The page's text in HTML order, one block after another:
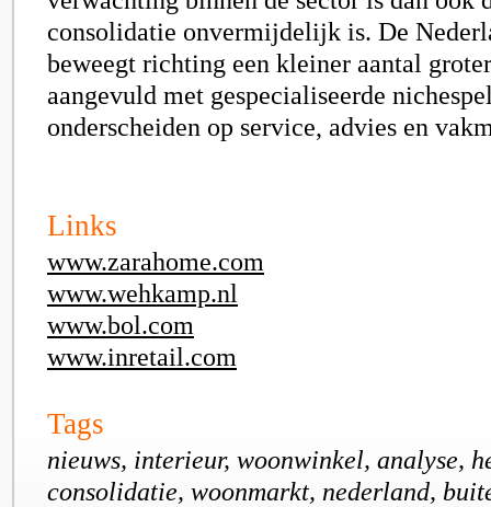
consolidatie onvermijdelijk is. De
beweegt richting een kleiner aantal
aangevuld met gespecialiseerde
onderscheiden op service, advies en
Links
www.zarahome.com
www.wehkamp.nl
www.bol.com
www.inretail.com
Tags
nieuws, interieur, woonwinkel, analyse,
consolidatie, woonmarkt, nederland,